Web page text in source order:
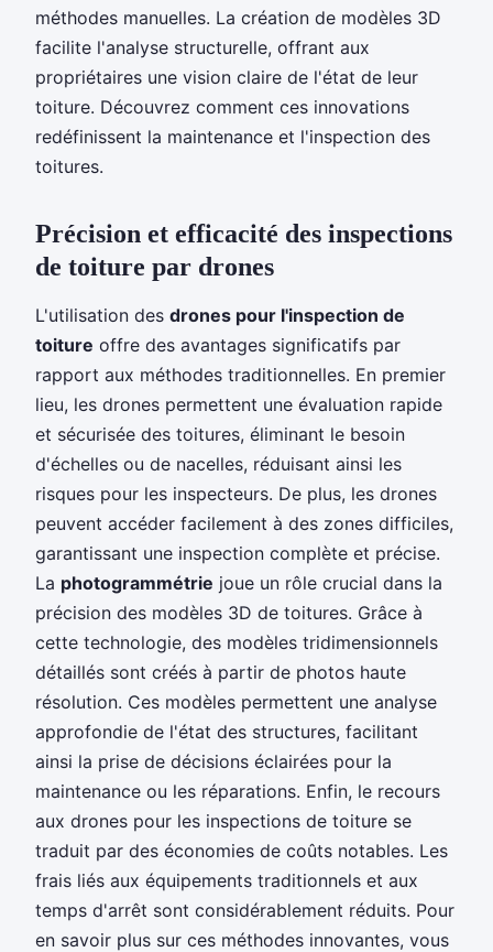
méthodes manuelles. La création de modèles 3D
facilite l'analyse structurelle, offrant aux
propriétaires une vision claire de l'état de leur
toiture. Découvrez comment ces innovations
redéfinissent la maintenance et l'inspection des
toitures.
Précision et efficacité des inspections
de toiture par drones
L'utilisation des drones pour l'inspection de
toiture offre des avantages significatifs par
rapport aux méthodes traditionnelles. En premier
lieu, les drones permettent une évaluation rapide
et sécurisée des toitures, éliminant le besoin
d'échelles ou de nacelles, réduisant ainsi les
risques pour les inspecteurs. De plus, les drones
peuvent accéder facilement à des zones difficiles,
garantissant une inspection complète et précise.
La photogrammétrie joue un rôle crucial dans la
précision des modèles 3D de toitures. Grâce à
cette technologie, des modèles tridimensionnels
détaillés sont créés à partir de photos haute
résolution. Ces modèles permettent une analyse
approfondie de l'état des structures, facilitant
ainsi la prise de décisions éclairées pour la
maintenance ou les réparations. Enfin, le recours
aux drones pour les inspections de toiture se
traduit par des économies de coûts notables. Les
frais liés aux équipements traditionnels et aux
temps d'arrêt sont considérablement réduits. Pour
en savoir plus sur ces méthodes innovantes, vous